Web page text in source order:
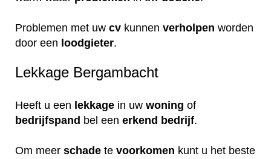
Problemen met uw cv kunnen verholpen worden
door een loodgieter.
Lekkage Bergambacht
Heeft u een lekkage in uw woning of
bedrijfspand bel een erkend bedrijf.
Om meer schade te voorkomen kunt u het beste